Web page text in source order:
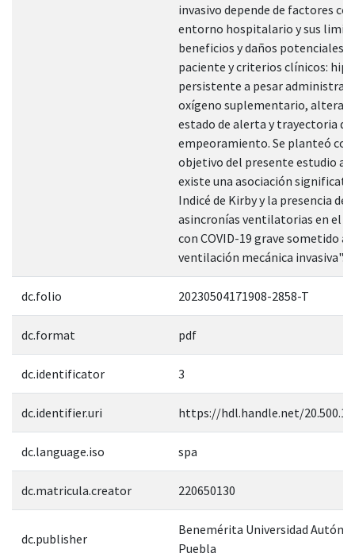
invasivo depende de factores
entorno hospitalario y sus
beneficios y daños potenciales
paciente y criterios clínicos:
persistente a pesar
oxígeno suplementario,
estado de alerta y trayectoria de
empeoramiento. Se planteó
objetivo del presente estudio
existe una asociación
Indicé de Kirby y la presencia de
asincronías ventilatorias en el
con COVID-19 grave sometido a
ventilación mecánica invasiva".
dc.folio 20230504171908-2858-T
dc.format pdf
dc.identificator 3
dc.identifier.uri https://hdl.handle.net/
dc.language.iso spa
dc.matricula.creator 220650130
dc.publisher
Benemérita Universidad
Puebla